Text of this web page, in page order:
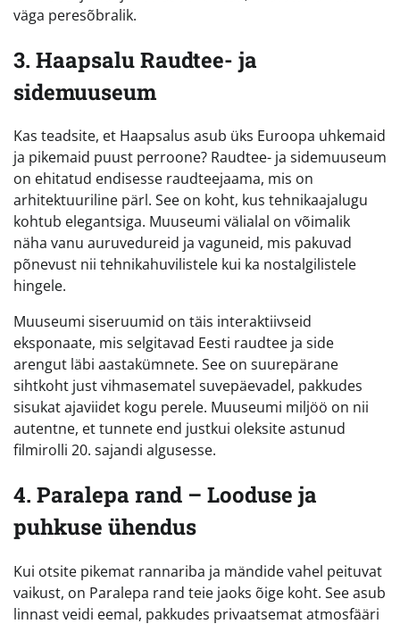
väga peresõbralik.
3. Haapsalu Raudtee- ja
sidemuuseum
Kas teadsite, et Haapsalus asub üks Euroopa uhkemaid
ja pikemaid puust perroone? Raudtee- ja sidemuuseum
on ehitatud endisesse raudteejaama, mis on
arhitektuuriline pärl. See on koht, kus tehnikaajalugu
kohtub elegantsiga. Muuseumi välialal on võimalik
näha vanu auruvedureid ja vaguneid, mis pakuvad
põnevust nii tehnikahuvilistele kui ka nostalgilistele
hingele.
Muuseumi siseruumid on täis interaktiivseid
eksponaate, mis selgitavad Eesti raudtee ja side
arengut läbi aastakümnete. See on suurepärane
sihtkoht just vihmasematel suvepäevadel, pakkudes
sisukat ajaviidet kogu perele. Muuseumi miljöö on nii
autentne, et tunnete end justkui oleksite astunud
filmirolli 20. sajandi algusesse.
4. Paralepa rand – Looduse ja
puhkuse ühendus
Kui otsite pikemat rannariba ja mändide vahel peituvat
vaikust, on Paralepa rand teie jaoks õige koht. See asub
linnast veidi eemal, pakkudes privaatsemat atmosfääri